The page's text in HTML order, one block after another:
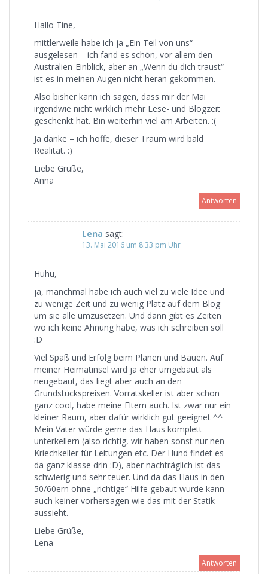
Hallo Tine,
mittlerweile habe ich ja „Ein Teil von uns“
ausgelesen – ich fand es schön, vor allem den
Australien-Einblick, aber an „Wenn du dich traust“
ist es in meinen Augen nicht heran gekommen.
Also bisher kann ich sagen, dass mir der Mai
irgendwie nicht wirklich mehr Lese- und Blogzeit
geschenkt hat. Bin weiterhin viel am Arbeiten. :(
Ja danke – ich hoffe, dieser Traum wird bald
Realität. :)
Liebe Grüße,
Anna
Antworten
Lena sagt:
13. Mai 2016 um 8:33 pm Uhr
Huhu,
ja, manchmal habe ich auch viel zu viele Idee und
zu wenige Zeit und zu wenig Platz auf dem Blog
um sie alle umzusetzen. Und dann gibt es Zeiten
wo ich keine Ahnung habe, was ich schreiben soll
:D
Viel Spaß und Erfolg beim Planen und Bauen. Auf
meiner Heimatinsel wird ja eher umgebaut als
neugebaut, das liegt aber auch an den
Grundstückspreisen. Vorratskeller ist aber schon
ganz cool, habe meine Eltern auch. Ist zwar nur ein
kleiner Raum, aber dafür wirklich gut geeignet ^^
Mein Vater würde gerne das Haus komplett
unterkellern (also richtig, wir haben sonst nur nen
Kriechkeller für Leitungen etc. Der Hund findet es
da ganz klasse drin :D), aber nachträglich ist das
schwierig und sehr teuer. Und da das Haus in den
50/60ern ohne „richtige“ Hilfe gebaut wurde kann
auch keiner vorhersagen wie das mit der Statik
aussieht.
Liebe Grüße,
Lena
Antworten